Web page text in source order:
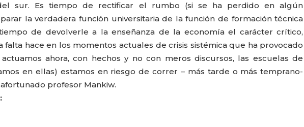
sur. Es tiempo de rectificar el rumbo (si se ha perdido en algún
la verdadera función universitaria de la función de formación técnica
de devolverle a la enseñanza de la economía el carácter crítico,
hace en los momentos actuales de crisis sistémica que ha provocado
ahora, con hechos y no con meros discursos, las escuelas de
en ellas) estamos en riesgo de correr – más tarde o más temprano-
profesor Mankiw.